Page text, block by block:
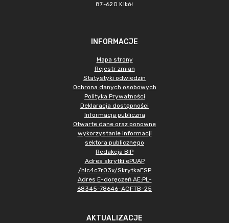
87-620 Kikół
INFORMACJE
Mapa strony
Rejestr zmian
Statystyki odwiedzin
Ochrona danych osobowych
Polityka Prywatności
Deklaracja dostępności
Informacja publiczna
Otwarte dane oraz ponowne
wykorzystanie informacji
sektora publicznego
Redakcja BIP
Adres skrytki ePUAP
/hlc4c7r03x/SkrytkaESP
Adres E-doręczeń AE:PL-
68345-78646-AGFTB-25
AKTUALIZACJE